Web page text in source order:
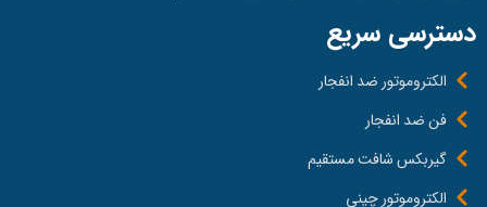
دسترسی سریع
الکتروموتور ضد انفجار
فن ضد انفجار
گیربکس شافت مستقیم
الکتروموتور چینی